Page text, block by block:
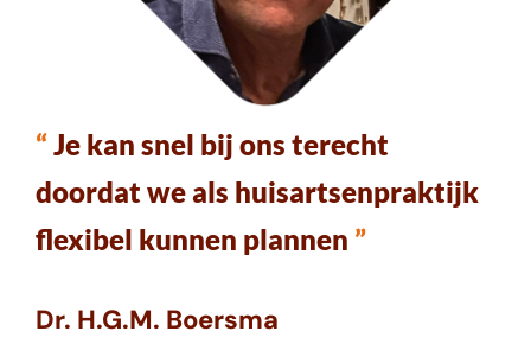
“Je kan snel bij ons terecht
doordat we als huisartsenpraktijk
flexibel kunnen plannen ”
Dr. H.G.M. Boersma